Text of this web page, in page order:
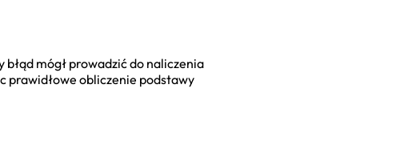
mógł prowadzić do naliczenia
prawidłowe obliczenie podstawy